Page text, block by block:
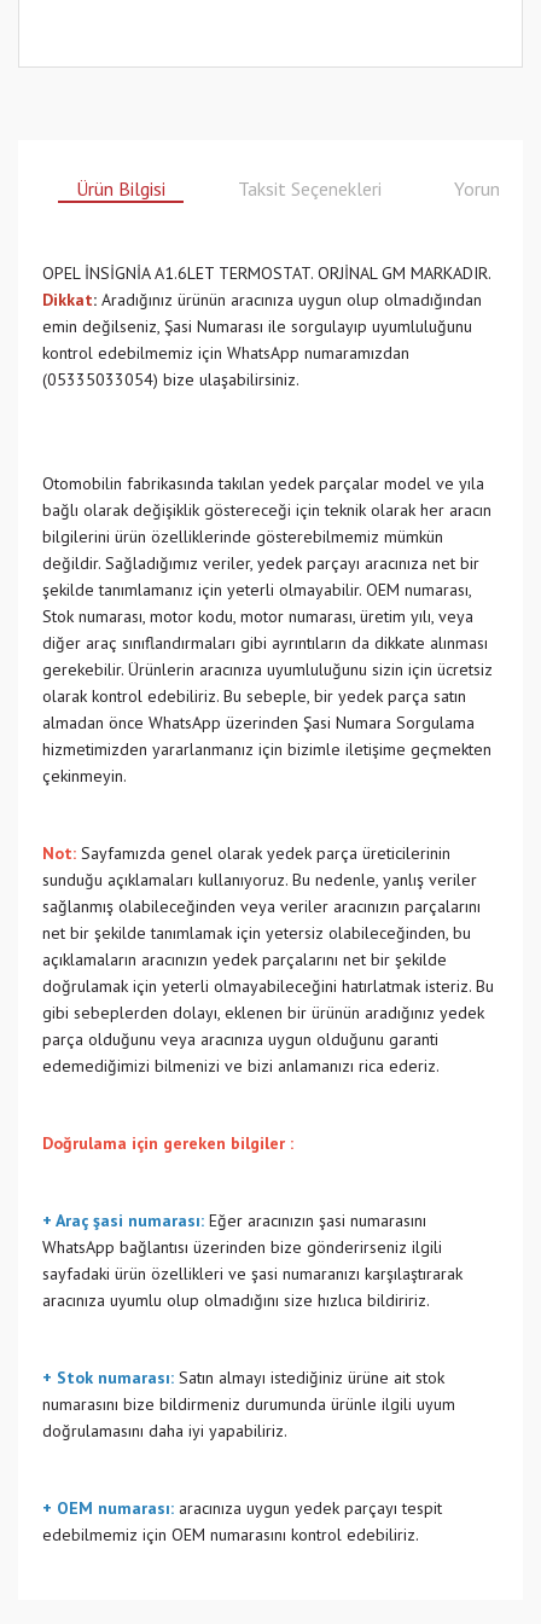
Ürün Bilgisi Taksit Seçenekleri Yorumlar
OPEL İNSİGNİA A1.6LET TERMOSTAT. ORJİNAL GM MARKADIR.
Dikkat: Aradığınız ürünün aracınıza uygun olup olmadığından
emin değilseniz, Şasi Numarası ile sorgulayıp uyumluluğunu
kontrol edebilmemiz için WhatsApp numaramızdan
(05335033054) bize ulaşabilirsiniz.
Otomobilin fabrikasında takılan yedek parçalar model ve yıla
bağlı olarak değişiklik göstereceği için teknik olarak her aracın
bilgilerini ürün özelliklerinde gösterebilmemiz mümkün
değildir. Sağladığımız veriler, yedek parçayı aracınıza net bir
şekilde tanımlamanız için yeterli olmayabilir. OEM numarası,
Stok numarası, motor kodu, motor numarası, üretim yılı, veya
diğer araç sınıflandırmaları gibi ayrıntıların da dikkate alınması
gerekebilir. Ürünlerin aracınıza uyumluluğunu sizin için ücretsiz
olarak kontrol edebiliriz. Bu sebeple, bir yedek parça satın
almadan önce WhatsApp üzerinden Şasi Numara Sorgulama
hizmetimizden yararlanmanız için bizimle iletişime geçmekten
çekinmeyin.
Not: Sayfamızda genel olarak yedek parça üreticilerinin
sunduğu açıklamaları kullanıyoruz. Bu nedenle, yanlış veriler
sağlanmış olabileceğinden veya veriler aracınızın parçalarını
net bir şekilde tanımlamak için yetersiz olabileceğinden, bu
açıklamaların aracınızın yedek parçalarını net bir şekilde
doğrulamak için yeterli olmayabileceğini hatırlatmak isteriz. Bu
gibi sebeplerden dolayı, eklenen bir ürünün aradığınız yedek
parça olduğunu veya aracınıza uygun olduğunu garanti
edemediğimizi bilmenizi ve bizi anlamanızı rica ederiz.
Doğrulama için gereken bilgiler :
+ Araç şasi numarası: Eğer aracınızın şasi numarasını
WhatsApp bağlantısı üzerinden bize gönderirseniz ilgili
sayfadaki ürün özellikleri ve şasi numaranızı karşılaştırarak
aracınıza uyumlu olup olmadığını size hızlıca bildiririz.
+ Stok numarası: Satın almayı istediğiniz ürüne ait stok
numarasını bize bildirmeniz durumunda ürünle ilgili uyum
doğrulamasını daha iyi yapabiliriz.
+ OEM numarası: aracınıza uygun yedek parçayı tespit
edebilmemiz için OEM numarasını kontrol edebiliriz.